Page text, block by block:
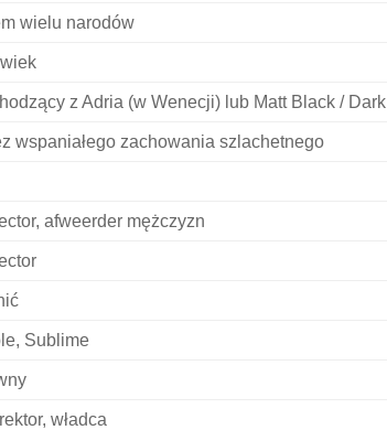
wielu narodów
z Adria (w Wenecji) lub Matt Black / Dark
wspaniałego zachowania szlachetnego
afweerder mężczyzn
Sublime
władca